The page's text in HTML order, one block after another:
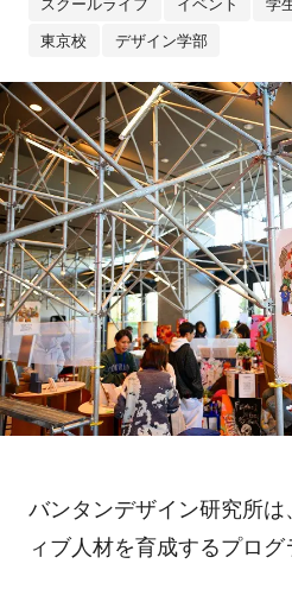
スクールライフ イベント 学
東京校 デザイン学部
バンタンデザイン研究所
ィブ人材を育成するプログ